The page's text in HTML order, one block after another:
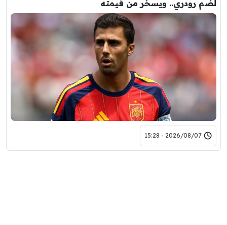
لضم رودري.. ويسخر من قيمته
2026/08/07 - 15:28